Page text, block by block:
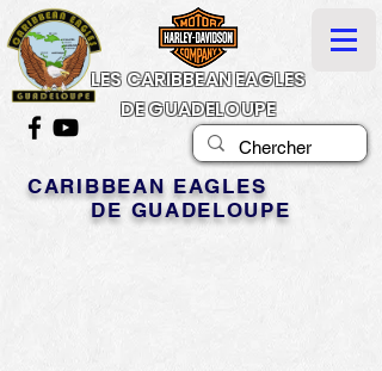
LES CARIBBEAN EAGLES
DE GUADELOUPE
CARIBBEAN EAGLES
DE GUADELOUPE